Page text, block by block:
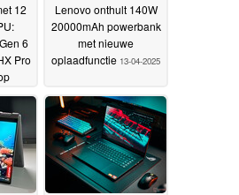
12
6
Pro
Lenovo onthult 140W
20000mAh powerbank
met nieuwe
oplaadfunctie 13-04-2025